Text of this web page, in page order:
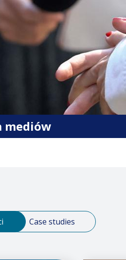
mediów
Case studies